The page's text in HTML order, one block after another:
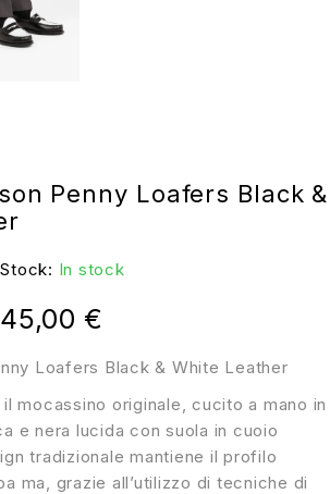
Penny Loafers Black &
Stock: In stock
Loafers Black & White Leather
mocassino originale, cucito a mano in
e nera lucida con suola in cuoio
tradizionale mantiene il profilo
ma, grazie all’utilizzo di tecniche di
€